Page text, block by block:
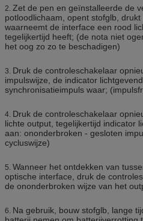
2. Zet de pen en geïnstalleerde de
potloodlichaam, opent stofglb,
waarneemt de interface een rood
tegelijkertijd heeft; (de nota niet
het oog zo zo te beschadigen)
3. Druk de controleschakelaar
impulswijze, de indicator
synchronisatieimpuls waar;
4. Druk de controleschakelaar
lichte output, tegelijkertijd indicator
aan: ononderbroken - gesloten
cycluswijze)
5. Wanneer het ontdekken van
optische interface, druk de
de ononderbroken wijze van het
6. Na gebruik, bouw stofglb, lange